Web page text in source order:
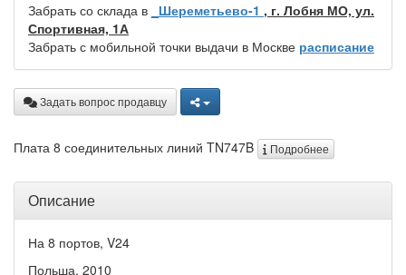
Забрать со склада в _Шереметьево-1 , г. Лобня МО, ул.
Спортивная, 1А
Забрать с мобильной точки выдачи в Москве расписание
Задать вопрос продавцу
Плата 8 соединительных линий TN747B Подробнее
Описание
На 8 портов, V24
Польша, 2010